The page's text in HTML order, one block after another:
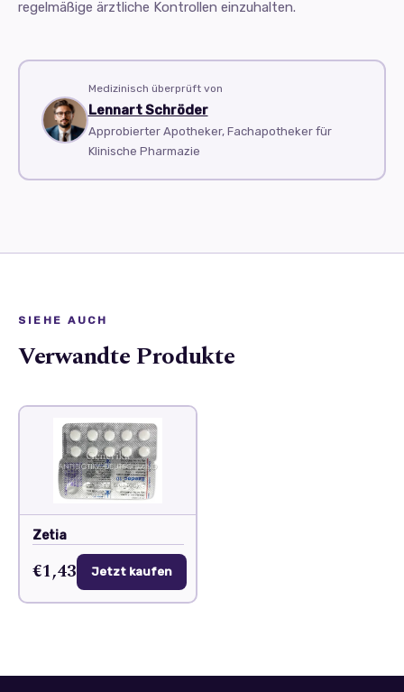
regelmäßige ärztliche Kontrollen einzuhalten.
Medizinisch überprüft von
Lennart Schröder
Approbierter Apotheker, Fachapotheker für
Klinische Pharmazie
SIEHE AUCH
Verwandte Produkte
Zetia
€1,43 Jetzt kaufen